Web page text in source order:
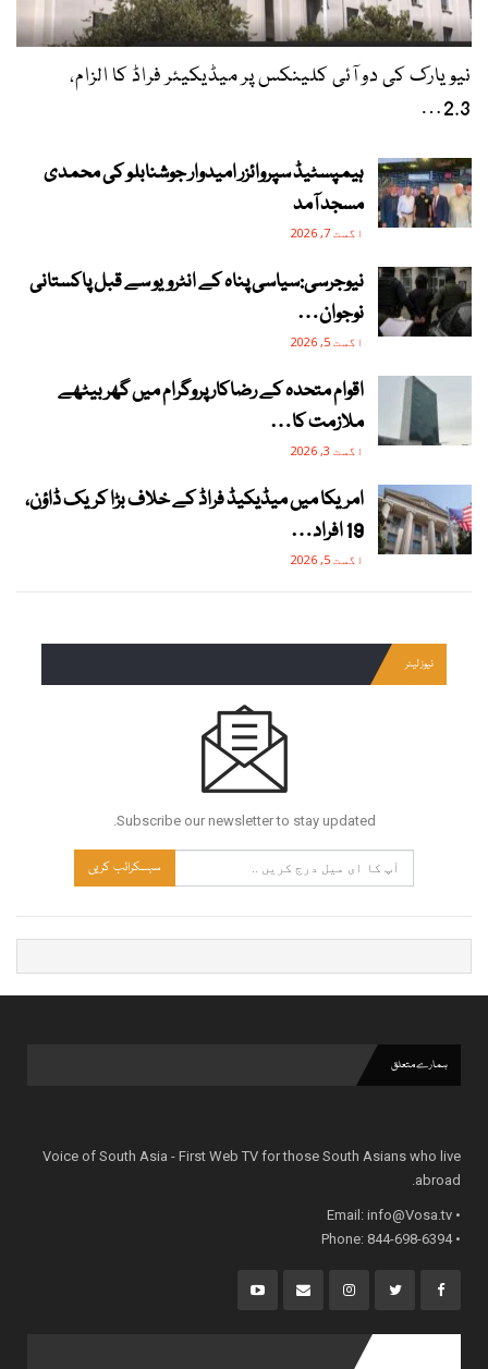
نیویارک کی دو آئی کلینکس پر میڈیکیئر فراڈ کا الزام،
2.3…
ہیمپسٹیڈ سپروائزر امیدوار جوشنابلو کی محمدی
مسجد آمد
اگست 7, 2026
نیوجرسی:سیاسی پناہ کے انٹرویو سے قبل پاکستانی
نوجوان…
اگست 5, 2026
اقوام متحدہ کے رضاکار پروگرام میں گھر بیٹھے
ملازمت کا…
اگست 3, 2026
امریکا میں میڈیکیڈ فراڈ کے خلاف بڑا کریک ڈاؤن،
19 افراد…
اگست 5, 2026
نیوز لیٹر
Subscribe our newsletter to stay updated.
سبسکرائب کریں
ہمارے متعلق
Voice of South Asia - First Web TV for those South Asians who live
abroad.
• Email:
info@Vosa.tv
• Phone: 844-698-6394